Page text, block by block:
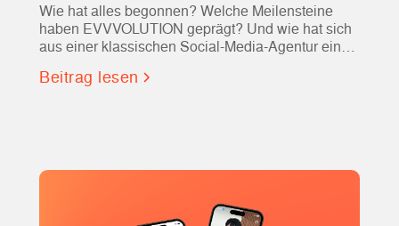
Wie hat alles begonnen? Welche Meilensteine
haben EVVVOLUTION geprägt? Und wie hat sich
aus einer klassischen Social-Media-Agentur einer
Employer Branding entwickelt?
Beitrag lesen